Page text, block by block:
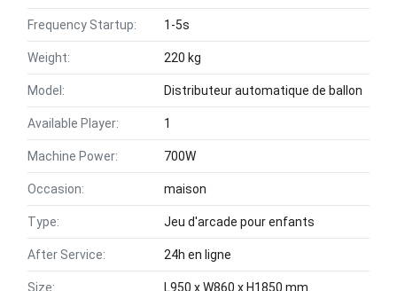
Frequency Startup: 1-5s
Weight: 220 kg
Model: Distributeur automatique de ballon
Available Player: 1
Machine Power: 700W
Occasion: maison
Type: Jeu d'arcade pour enfants
After Service: 24h en ligne
Size: L950 x W860 x H1850 mm